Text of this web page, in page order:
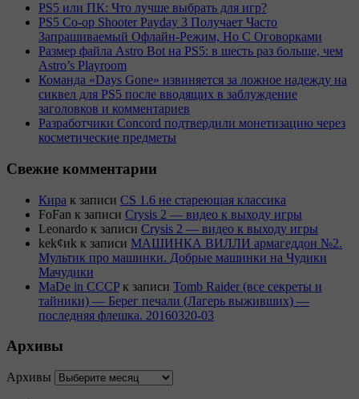
PS5 или ПК: Что лучше выбрать для игр?
PS5 Co-op Shooter Payday 3 Получает Часто
Запрашиваемый Офлайн-Режим, Но С Оговорками
Размер файла Astro Bot на PS5: в шесть раз больше, чем
Astro’s Playroom
Команда «Days Gone» извиняется за ложное надежду на
сиквел для PS5 после вводящих в заблуждение
заголовков и комментариев
Разработчики Concord подтвердили монетизацию через
косметические предметы
Свежие комментарии
Кира к записи CS 1.6 не стареющая классика
FoFan к записи Crysis 2 — видео к выходу игры
Leonardo к записи Crysis 2 — видео к выходу игры
kek¢иk к записи МАШИНКА ВИЛЛИ армагеддон №2.
Мультик про машинки. Добрые машинки на Чудики
Мачудики
MaDe in CCCP к записи Tomb Raider (все секреты и
тайники) — Берег печали (Лагерь выживших) —
последняя флешка. 20160320-03
Архивы
Архивы